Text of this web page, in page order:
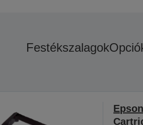
Festékszalagok